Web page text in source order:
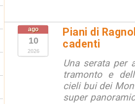
ago
10
2026
Piani di
cadenti
Una serata per
tramonto e
cieli bui dei
super